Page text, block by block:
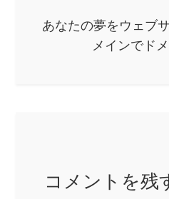
ゲあなたの夢をウェブ
メインでド
コメントを残